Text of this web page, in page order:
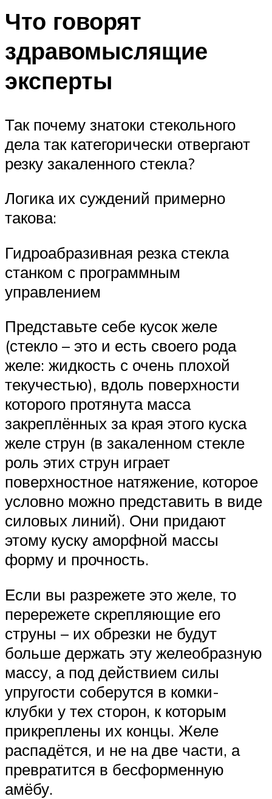
Что говорят
здравомыслящие
эксперты
Так почему знатоки стекольного
дела так категорически отвергают
резку закаленного стекла?
Логика их суждений примерно
такова:
Гидроабразивная резка стекла
станком с программным
управлением
Представьте себе кусок желе
(стекло – это и есть своего рода
желе: жидкость с очень плохой
текучестью), вдоль поверхности
которого протянута масса
закреплённых за края этого куска
желе струн (в закаленном стекле
роль этих струн играет
поверхностное натяжение, которое
условно можно представить в виде
силовых линий). Они придают
этому куску аморфной массы
форму и прочность.
Если вы разрежете это желе, то
перережете скрепляющие его
струны – их обрезки не будут
больше держать эту желеобразную
массу, а под действием силы
упругости соберутся в комки-
клубки у тех сторон, к которым
прикреплены их концы. Желе
распадётся, и не на две части, а
превратится в бесформенную
амёбу.